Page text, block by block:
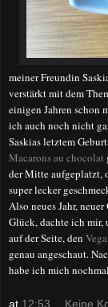
meiner Freundin
verstärkt mit dem
einigen Jahren schon
ich auch noch nicht
Saskias letztem
Macarons au chocolat
der Mitte aufgeplatzt,
super lecker
Also neues Jahr,
Glück, dachte ich mir,
auf der Seite, den
genau angeschaut.
habe ich mich
at 12:53 Keine